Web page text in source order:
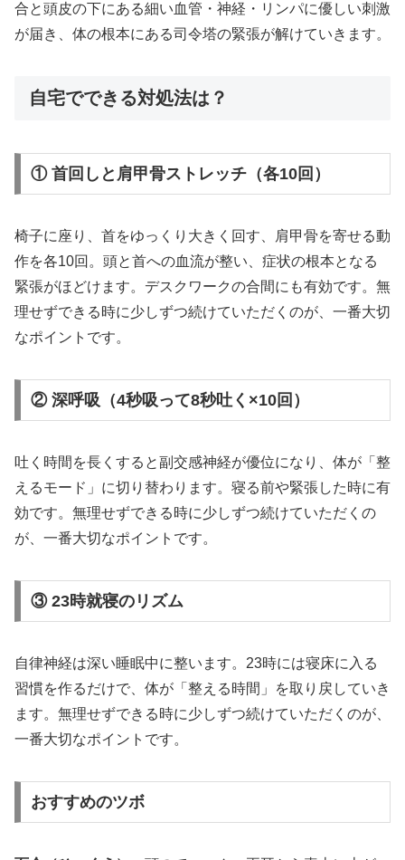
合と頭皮の下にある細い血管・神経・リンパに優しい刺激
が届き、体の根本にある司令塔の緊張が解けていきます。
自宅でできる対処法は？
① 首回しと肩甲骨ストレッチ（各10回）
椅子に座り、首をゆっくり大きく回す、肩甲骨を寄せる動
作を各10回。頭と首への血流が整い、症状の根本となる
緊張がほどけます。デスクワークの合間にも有効です。無
理せずできる時に少しずつ続けていただくのが、一番大切
なポイントです。
② 深呼吸（4秒吸って8秒吐く×10回）
吐く時間を長くすると副交感神経が優位になり、体が「整
えるモード」に切り替わります。寝る前や緊張した時に有
効です。無理せずできる時に少しずつ続けていただくの
が、一番大切なポイントです。
③ 23時就寝のリズム
自律神経は深い睡眠中に整います。23時には寝床に入る
習慣を作るだけで、体が「整える時間」を取り戻していき
ます。無理せずできる時に少しずつ続けていただくのが、
一番大切なポイントです。
おすすめのツボ